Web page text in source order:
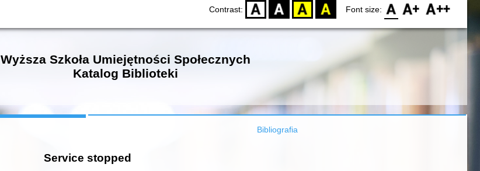
Contrast: D BW YB BY Font size: F0 F1 F2
Wyższa Szkoła Umiejętności Społecznych
Katalog Biblioteki
Bibliografia
Service stopped